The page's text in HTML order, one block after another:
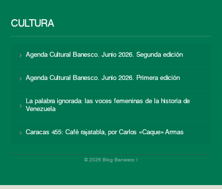
CULTURA
Agenda Cultural Banesco. Junio 2026. Segunda edición
Agenda Cultural Banesco. Junio 2026. Primera edición
La palabra ignorada: las voces femeninas de la historia de
Venezuela
Caracas 455: Café rajatabla, por Carlos «Caque» Armas
© 2026 Blog Banesco |